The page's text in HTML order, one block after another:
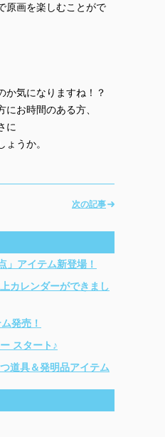
原画を楽しむことがで
か気になりますね！？
お時間のある方、
に
うか。
次の記事
」アイテム新登場！
カレンダーができまし
発売！
スタート♪
道具＆発明品アイテム